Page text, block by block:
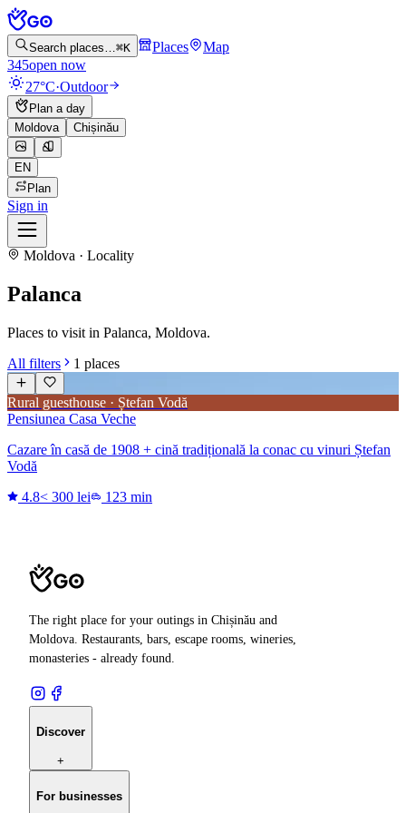
Search places…⌘K Places
Map
345open now
27°C·Outdoor
Plan a day
Moldova
Chișinău
EN
Plan
Sign in
Moldova · Locality
Palanca
Places to visit in Palanca, Moldova.
All filters
1 places
Rural guesthouse · Ștefan Vodă
Pensiunea Casa Veche
Cazare în casă de 1908 + cină tradițională la conac cu vinuri Ștefan
Vodă
4.8< 300 lei 123 min
The right place for your outings in Chișinău and
Moldova. Restaurants, bars, escape rooms, wineries,
monasteries - already found.
Discover
+
For businesses